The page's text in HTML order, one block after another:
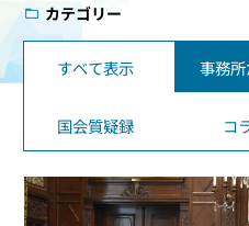
カテゴリー
すべて表示 事務
国会質疑録 コ